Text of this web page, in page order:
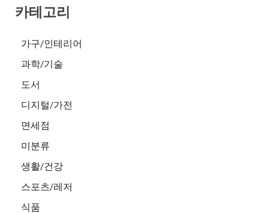
카테고리
가구/인테리어
과학/기술
도서
디지털/가전
면세점
미분류
생활/건강
스포츠/레저
식품